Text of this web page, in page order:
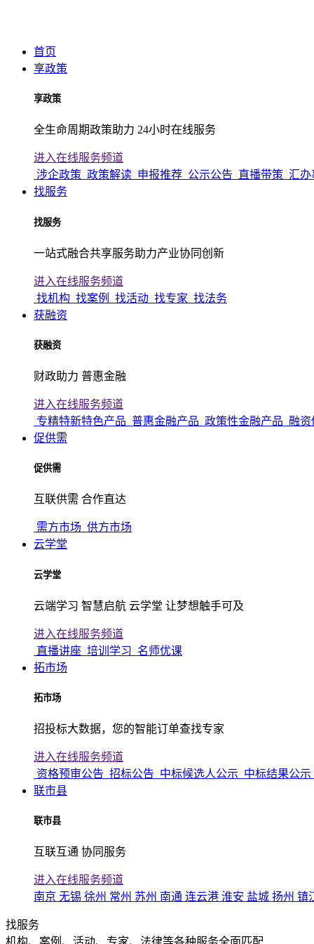
首页
享政策
享政策
全生命周期政策助力 24小时在线服务
进入在线服务频道
涉企政策 政策解读 申报推荐 公示公告 直播带策 汇办
找服务
找服务
一站式融合共享服务助力产业协同创新
进入在线服务频道
找机构 找案例 找活动 找专家 找法务
获融资
获融资
财政助力 普惠金融
进入在线服务频道
专精特新特色产品 普惠金融产品 政策性金融产品 融资
促供需
促供需
互联供需 合作直达
需方市场 供方市场
云学堂
云学堂
云端学习 智慧启航 云学堂 让梦想触手可及
进入在线服务频道
直播讲座 培训学习 名师优课
拓市场
拓市场
招投标大数据，您的智能订单查找专家
进入在线服务频道
资格预审公告 招标公告 中标候选人公示 中标结果公示
联市县
联市县
互联互通 协同服务
进入在线服务频道
南京 无锡 徐州 常州 苏州 南通 连云港 淮安 盐城 扬州 镇
找服务